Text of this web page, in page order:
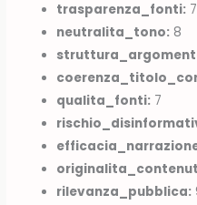
trasparenza_fonti: 7
neutralita_tono: 8
qualita_fonti: 7
rilevanza_pubblica: